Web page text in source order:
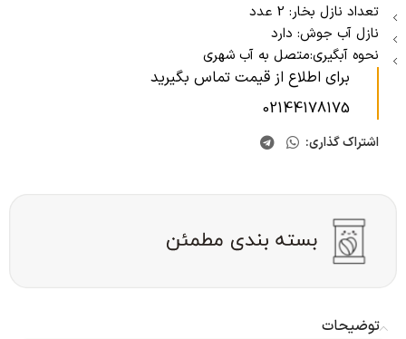
تعداد نازل بخار: 2 عدد
نازل آب جوش: دارد
نحوه آبگیری:متصل به آب شهری
برای اطلاع از قیمت تماس بگیرید
02144178175
اشتراک گذاری:
توضیحات